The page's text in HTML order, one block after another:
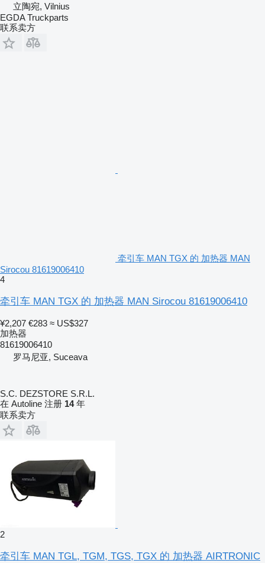
立陶宛, Vilnius
EGDA Truckparts
联系卖方
牵引车 MAN TGX 的 加热器 MAN
Sirocou 81619006410
4
牵引车 MAN TGX 的 加热器 MAN Sirocou 81619006410
¥2,207 €283 ≈ US$327
加热器
81619006410
罗马尼亚, Suceava
S.C. DEZSTORE S.R.L.
在 Autoline 注册 14年
联系卖方
2
牵引车 MAN TGL, TGM, TGS, TGX 的 加热器 AIRTRONIC